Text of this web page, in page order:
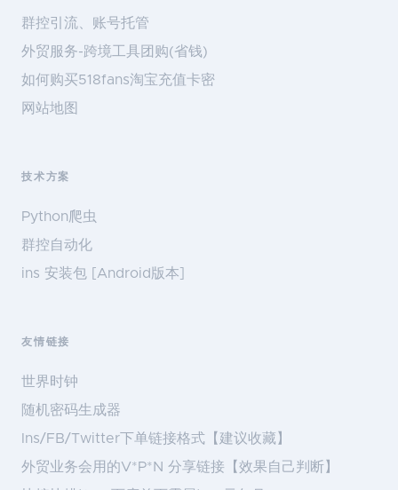
群控引流、账号托管
外贸服务-跨境工具团购(省钱)
如何购买518fans淘宝充值卡密
网站地图
技术方案
Python爬虫
群控自动化
ins 安装包 [Android版本]
友情链接
世界时钟
随机密码生成器
Ins/FB/Twitter下单链接格式【建议收藏】
外贸业务会用的V*P*N 分享链接【效果自己判断】